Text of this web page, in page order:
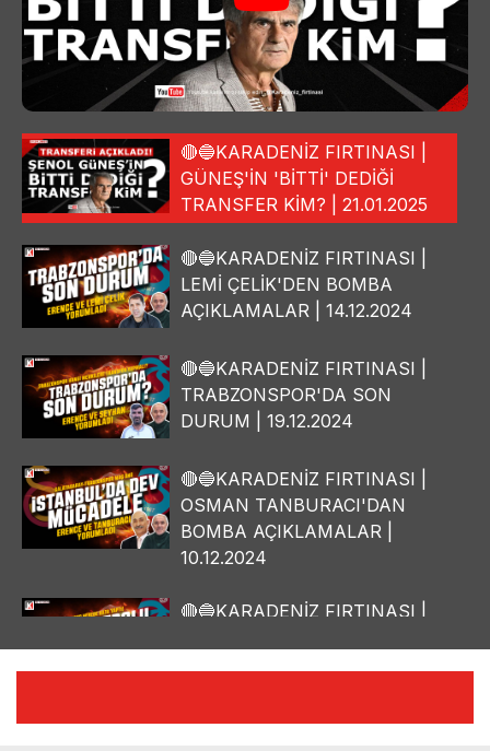
🔴🔵KARADENİZ FIRTINASI |
GÜNEŞ'İN 'BİTTİ' DEDİĞİ
TRANSFER KİM? | 21.01.2025
🔴🔵KARADENİZ FIRTINASI |
LEMİ ÇELİK'DEN BOMBA
AÇIKLAMALAR | 14.12.2024
🔴🔵KARADENİZ FIRTINASI |
TRABZONSPOR'DA SON
DURUM | 19.12.2024
🔴🔵KARADENİZ FIRTINASI |
OSMAN TANBURACI'DAN
BOMBA AÇIKLAMALAR |
10.12.2024
🔴🔵KARADENİZ FIRTINASI |
🔴🔵KARADENİZ FIRTINASI |